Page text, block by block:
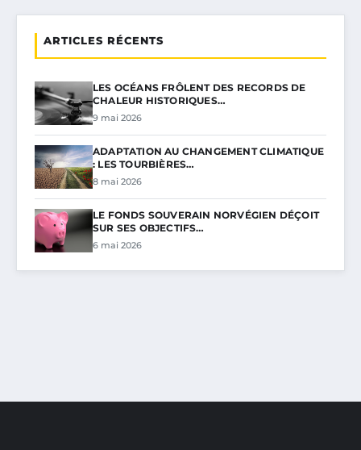
ARTICLES RÉCENTS
LES OCÉANS FRÔLENT DES RECORDS DE
CHALEUR HISTORIQUES…
9 mai 2026
ADAPTATION AU CHANGEMENT CLIMATIQUE
: LES TOURBIÈRES…
8 mai 2026
LE FONDS SOUVERAIN NORVÉGIEN DÉÇOIT
SUR SES OBJECTIFS…
6 mai 2026